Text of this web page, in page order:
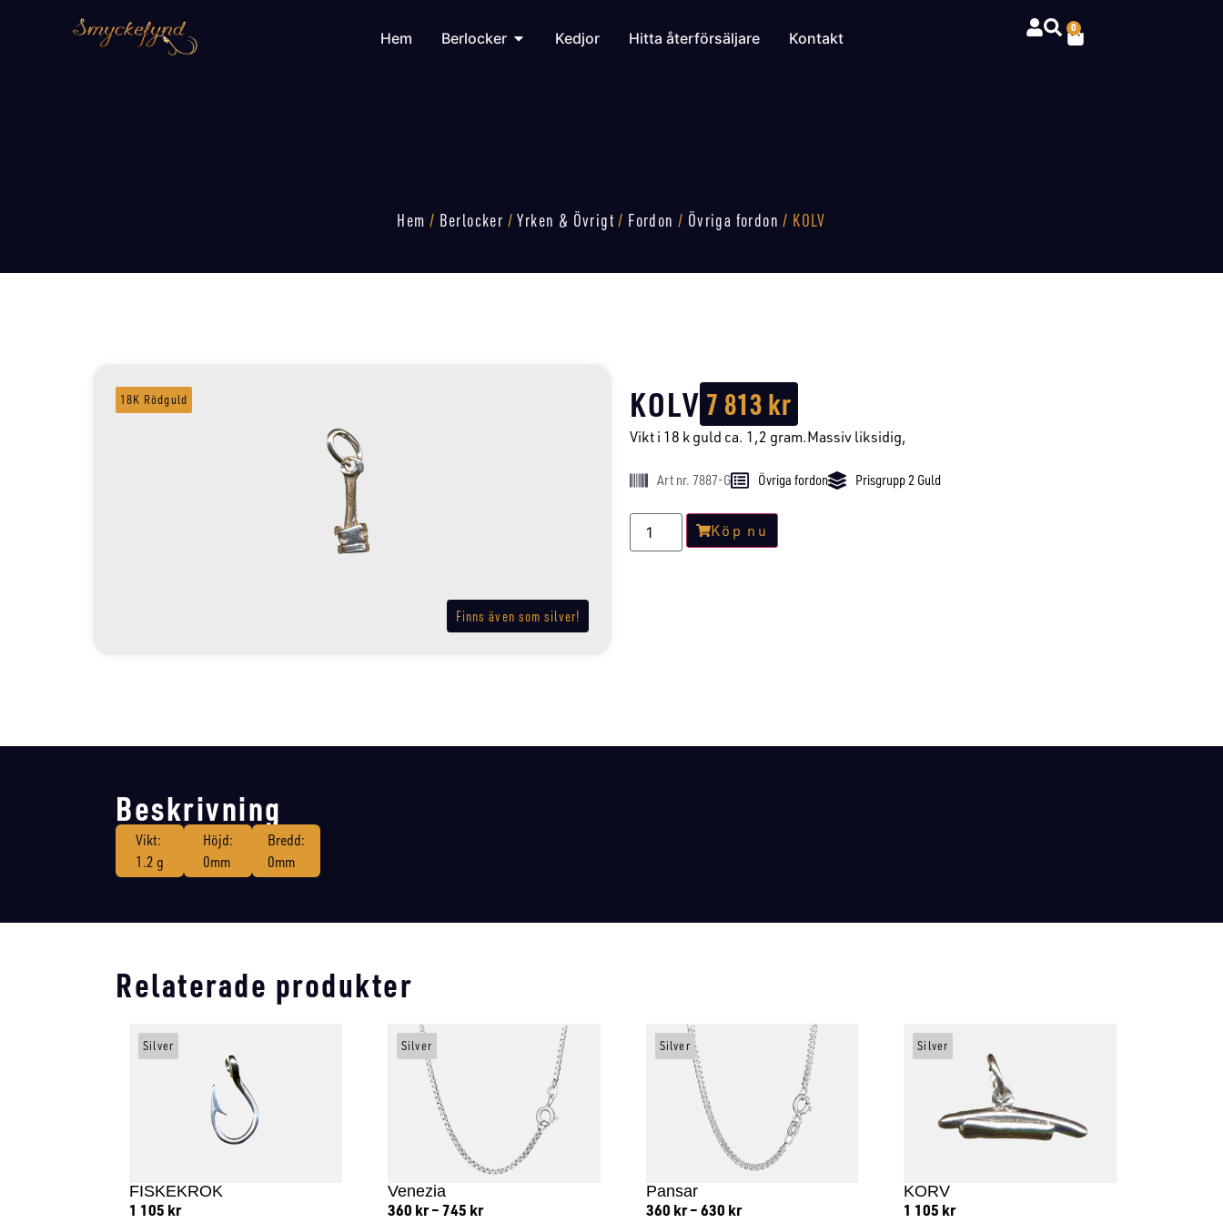
Hem Berlocker Kedjor Hitta återförsäljare Kontakt
0
Hem / Berlocker /Yrken & Övrigt / Fordon / Övriga fordon / KOLV
Finns även som silver!
18K Rödguld KOLV 7 813kr
Vikt i 18 k guld ca. 1,2 gram.Massiv liksidig,
Art nr. 7887-G Övriga fordon Prisgrupp 2 Guld
Köp nu
Beskrivning
Vikt:
1.2 g
Höjd:
0mm
Bredd:
0mm
Relaterade produkter
FISKEKROK
1 105 kr
Silver
Venezia
360 kr –745 kr
Silver
Pansar
360 kr –630 kr
Silver
KORV
1 105 kr
Silver